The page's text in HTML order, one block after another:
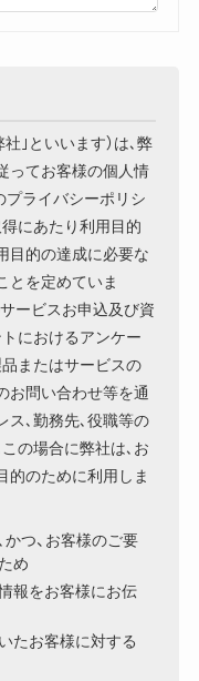
｣といいます）は､弊
ってお客様の個人情
プライバシーポリシ
にあたり利用目的
目的の達成に必要な
とを定めていま
ービスお申込及び資
におけるアンケー
またはサービスの
お問い合わせ等を通
ス､勤務先､役職等の
の場合に弊社は､お
的のために利用しま
つ、お客様のご要
め
報をお客様にお伝
たお客様に対する